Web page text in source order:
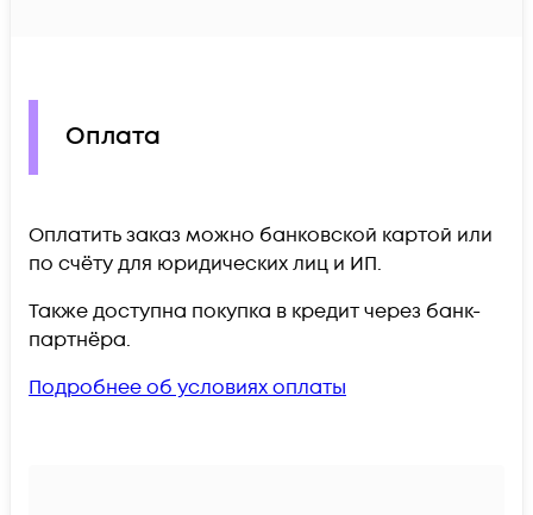
Оплата
Оплатить заказ можно банковской картой или
по счёту для юридических лиц и ИП.
Также доступна покупка в кредит через банк-
партнёра.
Подробнее об условиях оплаты